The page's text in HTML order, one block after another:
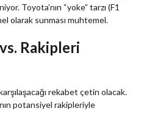
Toyota’nın “yoke” tarzı (F1
olarak sunması muhtemel.
Rakipleri
rekabet çetin olacak.
potansiyel rakipleriyle